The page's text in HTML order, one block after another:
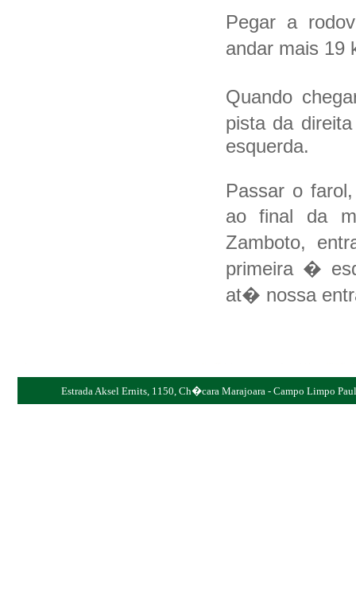
Pegar a
andar mais 19
Quando
pista da
esquerda.
Passar o
ao final da
Zamboto,
primeira �
at� nossa
Estrada Aksel Ernits, 1150, Ch�cara Marajoara - Campo Limpo